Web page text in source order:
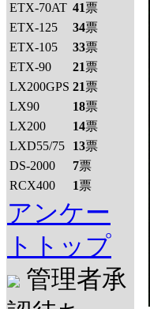
ETX-70AT 41票
ETX-125
34票
ETX-105
33票
ETX-90
21票
LX200GPS 21票
LX90
18票
LX200
14票
LXD55/75
13票
DS-2000
7票
RCX400
1票
アンケー
トトップ
管理者承